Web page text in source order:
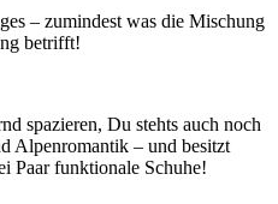
– zumindest was die Mischung
betrifft!
spazieren, Du stehts auch noch
Alpenromantik – und besitzt
Paar funktionale Schuhe!